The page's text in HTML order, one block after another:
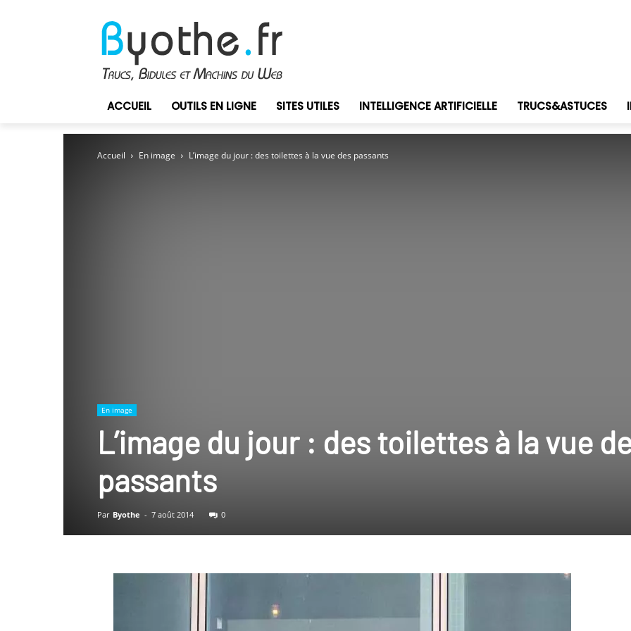
ACCUEIL OUTILS EN LIGNE SITES UTILES INTELLIGENCE ARTIFICIELLE TRUCS&ASTUCES
Accueil En image L’image du jour : des toilettes à la vue des passants
En image
L’image du jour : des toilettes à la vue
passants
Par Byothe - 7 août 2014 0